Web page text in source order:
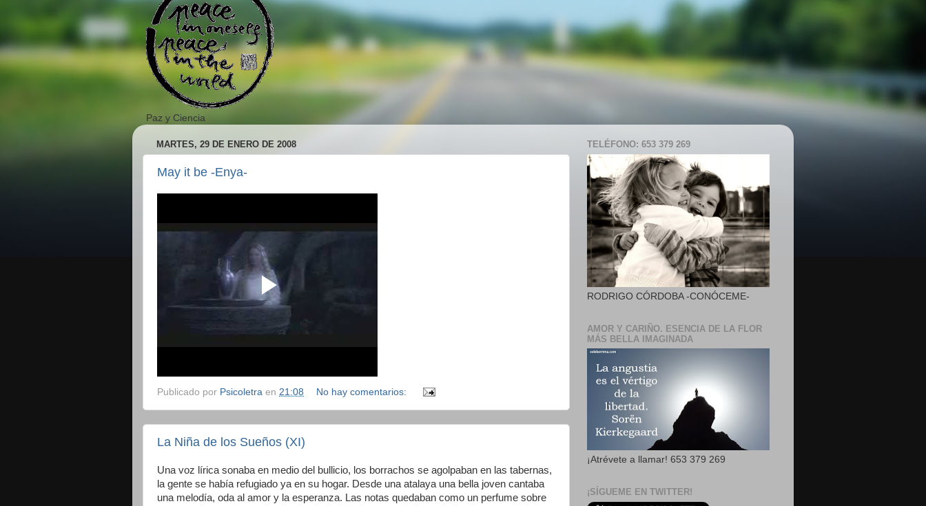
Paz y Ciencia
MARTES, 29 DE ENERO DE 2008
May it be -Enya-
Publicado por Psicoletra en 21:08 No hay comentarios:
La Niña de los Sueños (XI)
Una voz lírica sonaba en medio del bullicio, los borrachos se agolpaban en las tabernas,
la gente se había refugiado ya en su hogar. Desde una atalaya una bella joven cantaba
una melodía, oda al amor y la esperanza. Las notas quedaban como un perfume sobre
TELÉFONO: 653 379 269
RODRIGO CÓRDOBA -CONÓCEME-
AMOR Y CARIÑO. ESENCIA DE LA FLOR
MÁS BELLA IMAGINADA
¡Atrévete a llamar! 653 379 269
¡SÍGUEME EN TWITTER!